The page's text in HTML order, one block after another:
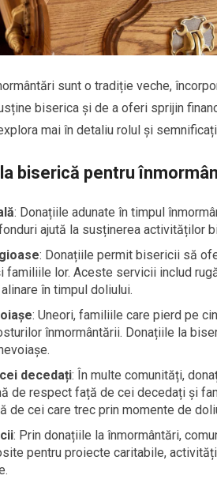
sunt o tradiție veche,
biserica și de a oferi sprijin
mai în detaliu rolul și
biserică pentru
: Donațiile adunate în timpul
ajută la susținerea activităților
: Donațiile permit bisericii să
familiile lor. Aceste servicii includ
în timpul doliului.
: Uneori, familiile care pierd pe
înmormântării. Donațiile la
decedați: În multe comunități,
de respect față de cei decedați și
de cei care trec prin momente de
: Prin donațiile la înmormântări,
pentru proiecte caritabile,